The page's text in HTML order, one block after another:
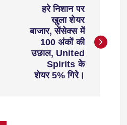
हरे निशान पर
खुला शेयर
बाजार, सेंसेक्स में
100 अंकों की
उछाल, United
Spirits के
शेयर 5% गिरे।